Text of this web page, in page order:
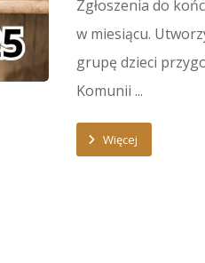
Zgłoszenia do
w miesiącu.
grupę dzieci
Komunii ...
Więcej